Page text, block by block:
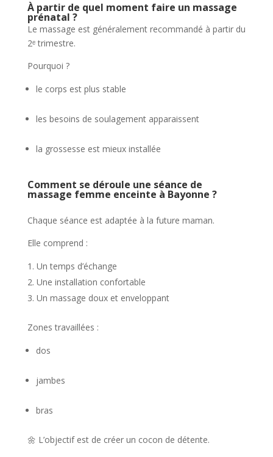
À partir de quel moment faire un massage
prénatal ?
Le massage est généralement recommandé à partir du
2ᵉ trimestre.
Pourquoi ?
le corps est plus stable
les besoins de soulagement apparaissent
la grossesse est mieux installée
Comment se déroule une séance de
massage femme enceinte à Bayonne ?
Chaque séance est adaptée à la future maman.
Elle comprend :
Un temps d’échange
Une installation confortable
Un massage doux et enveloppant
Zones travaillées :
dos
jambes
bras
🌼 L’objectif est de créer un cocon de détente.